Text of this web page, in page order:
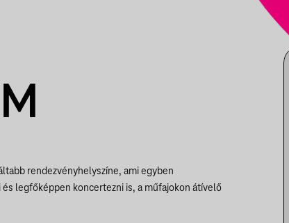
rendezvényhelyszíne, ami egyben
legfőképpen koncertezni is, a műfajokon átívelő